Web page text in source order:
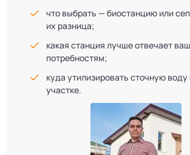
что выбрать — биостанцию или
их разница;
какая станция лучше отвечает
потребностям;
куда утилизировать сточную
участке.